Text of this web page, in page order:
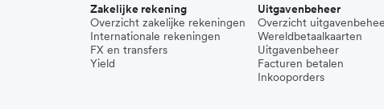
Zakelijke rekening
Overzicht zakelijke rekeningen
Internationale rekeningen
FX en transfers
Yield
Uitgavenbeheer
Overzicht
Wereldbetaalkaarten
Uitgavenbeheer
Facturen betalen
Inkooporders